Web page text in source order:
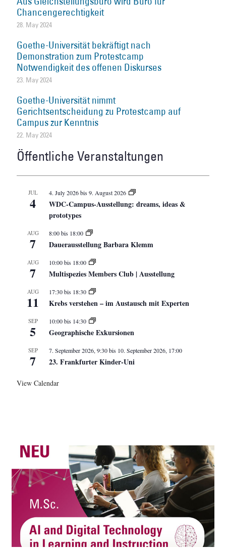
Chancengerechtigkeit
28. May 2024
Goethe-Universität bekräftigt nach
Demonstration zum Protestcamp
Notwendigkeit des offenen Diskurses
23. May 2024
Goethe-Universität nimmt
Gerichtsentscheidung zu Protestcamp auf
Campus zur Kenntnis
22. May 2024
Öffentliche Veranstaltungen
JUL
4
4. July 2026bis9. August 2026
WDC-Campus-Ausstellung: dreams, ideas &
prototypes
AUG
7
8:00bis 18:00
Dauerausstellung Barbara Klemm
AUG
7
10:00bis 18:00
Multispezies Members Club | Ausstellung
AUG
11
17:30bis 18:30
Krebs verstehen – im Austausch mit Experten
SEP
5
10:00bis 14:30
Geographische Exkursionen
SEP
7
7. September 2026, 9:30bis 10. September 2026, 17:00
23. Frankfurter Kinder-Uni
View Calendar